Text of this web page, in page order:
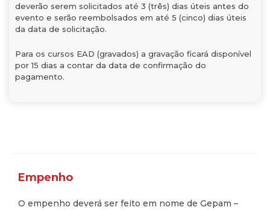
deverão serem solicitados até 3 (três) dias úteis antes do
evento e serão reembolsados em até 5 (cinco) dias úteis
da data de solicitação.
Para os cursos EAD (gravados) a gravação ficará disponível
por 15 dias a contar da data de confirmação do
pagamento.
Empenho
O empenho deverá ser feito em nome de Gepam –